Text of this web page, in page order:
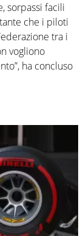
sorpassi facili
che i piloti
tra i
vogliono
ha concluso